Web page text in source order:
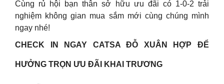
Cùng rủ hội bạn thân sở hữu ưu đãi có 1-0-2 trải
nghiệm không gian mua sắm mới cùng chúng mình
ngay nhé!
CHECK IN NGAY CATSA ĐỖ XUÂN HỢP ĐỂ
HƯỞNG TRỌN ƯU ĐÃI KHAI TRƯƠNG